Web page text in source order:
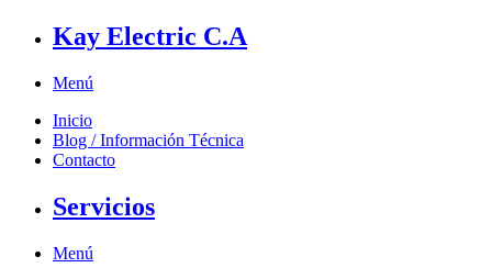
Kay Electric C.A
Menú
Inicio
Blog / Información Técnica
Contacto
Servicios
Menú